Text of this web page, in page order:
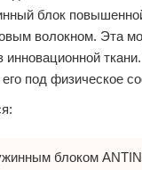
блок
волокном. Эта
инновационной
под физическое
блоком